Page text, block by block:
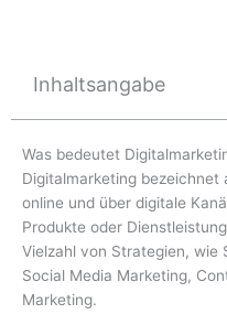
Inhaltsangabe
Was bedeutet
Digitalmarketing bezeichnet
online und über digitale
Produkte oder
Vielzahl von Strategien, wie
Social Media Marketing,
Marketing.